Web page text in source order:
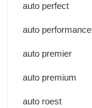
auto perfect
auto performance
auto premier
auto premium
auto roest